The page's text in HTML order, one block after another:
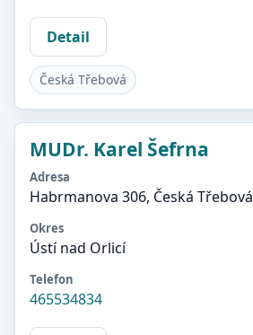
Detail
Česká Třebová
MUDr. Karel Šefrna
Adresa
Habrmanova 306, Česká Třebová
Okres
Ústí nad Orlicí
Telefon
465534834